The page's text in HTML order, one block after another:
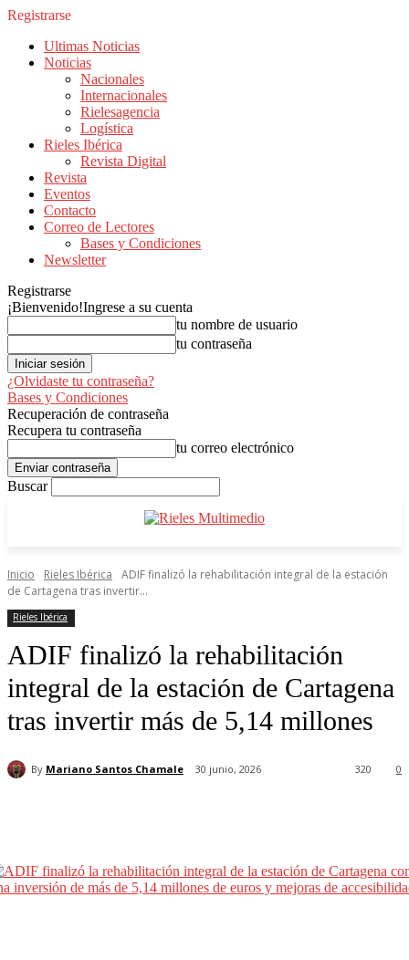
Registrarse
Ultimas Noticias
Noticias
Nacionales
Internacionales
Rielesagencia
Logística
Rieles Ibérica
Revista Digital
Revista
Eventos
Contacto
Correo de Lectores
Bases y Condiciones
Newsletter
Registrarse
¡Bienvenido!Ingrese a su cuenta
tu nombre de usuario
tu contraseña
¿Olvidaste tu contraseña?
Bases y Condiciones
Recuperación de contraseña
Recupera tu contraseña
tu correo electrónico
Buscar
Inicio Rieles Ibérica
ADIF finalizó la rehabilitación integral de la estación
de Cartagena tras invertir...
Rieles Ibérica
ADIF finalizó la rehabilitación
integral de la estación de Cartagena
tras invertir más de 5,14 millones
By Mariano Santos Chamale 30 junio, 2026 0
320